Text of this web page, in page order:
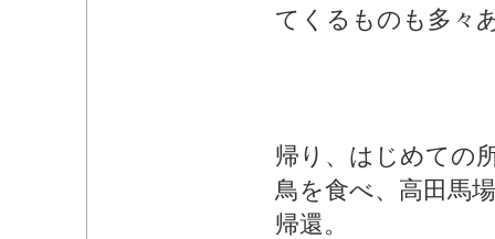
てくるものも多々
帰り、はじめての
鳥を食べ、高田馬
帰還。